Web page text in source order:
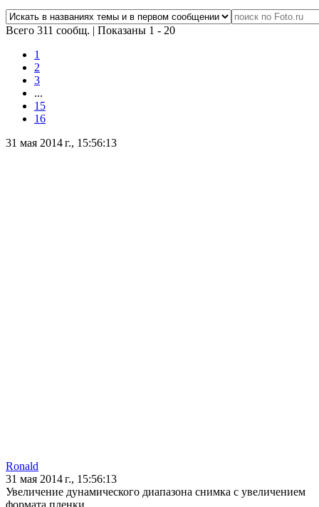
Всего 311 сообщ. | Показаны 1 - 20
1
2
3
...
15
16
31 мая 2014 г., 15:56:13
Ronald
31 мая 2014 г., 15:56:13
Увеличение дунамического диапазона снимка с увеличением